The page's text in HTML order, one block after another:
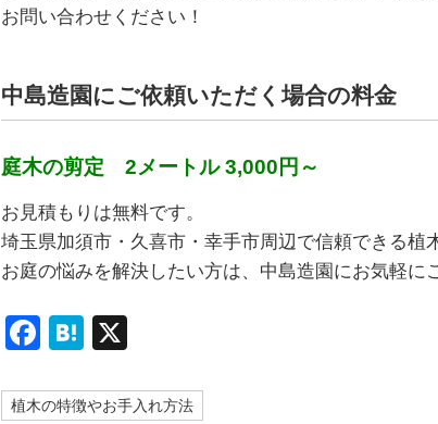
お問い合わせください！
中島造園にご依頼いただく場合の料金
庭木の剪定 2メートル 3,000円～
お見積もりは無料です。
埼玉県加須市・久喜市・幸手市周辺で信頼できる植
お庭の悩みを解決したい方は、中島造園にお気軽に
F
c
H
e
植木の特徴やお手入れ方法